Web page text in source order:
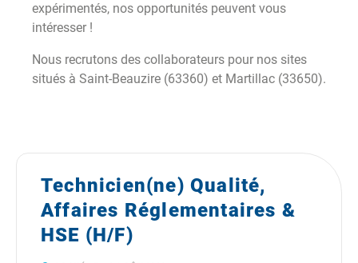
expérimentés, nos opportunités peuvent vous
intéresser !
Nous recrutons des collaborateurs pour nos sites
situés à Saint-Beauzire (63360) et Martillac (33650).
Technicien(ne) Qualité,
Affaires Réglementaires &
HSE (H/F)